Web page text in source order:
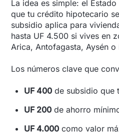
La idea es simple: el
que tu crédito hipotecario
subsidio aplica para
hasta UF 4.500 si vives en
Arica, Antofagasta, Aysén o
Los números clave que
UF 400 de subsidio que
UF 200 de ahorro
UF 4.000 como valor